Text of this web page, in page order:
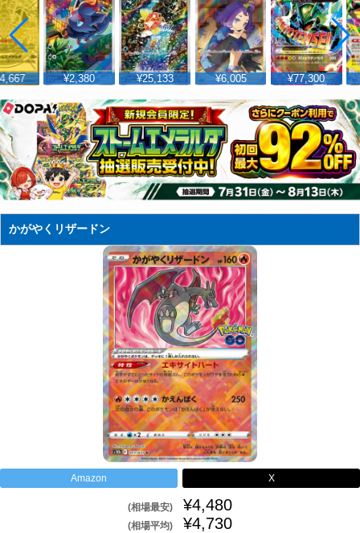
¥2,380 ¥25,133 ¥6,005 ¥77,300
かがやくリザードン
Amazon X
(相場最安) ¥4,480
(相場平均) ¥4,730